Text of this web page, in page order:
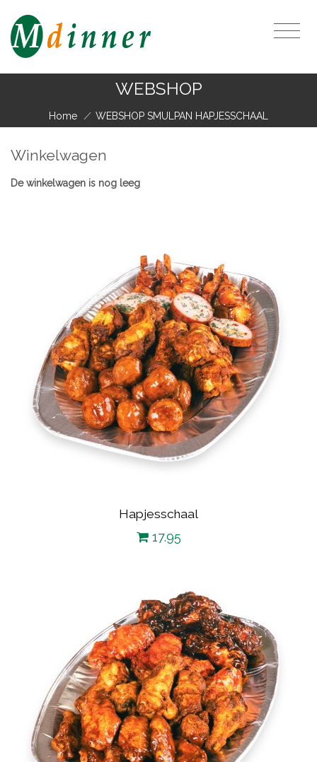
WEBSHOP
Home / WEBSHOP SMULPAN HAPJESSCHAAL
Winkelwagen
De winkelwagen is nog leeg
Hapjesschaal
17.95